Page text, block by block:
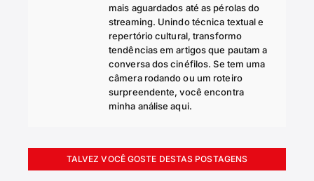
mais aguardados até as pérolas do
streaming. Unindo técnica textual e
repertório cultural, transformo
tendências em artigos que pautam a
conversa dos cinéfilos. Se tem uma
câmera rodando ou um roteiro
surpreendente, você encontra
minha análise aqui.
TALVEZ VOCÊ GOSTE DESTAS POSTAGENS